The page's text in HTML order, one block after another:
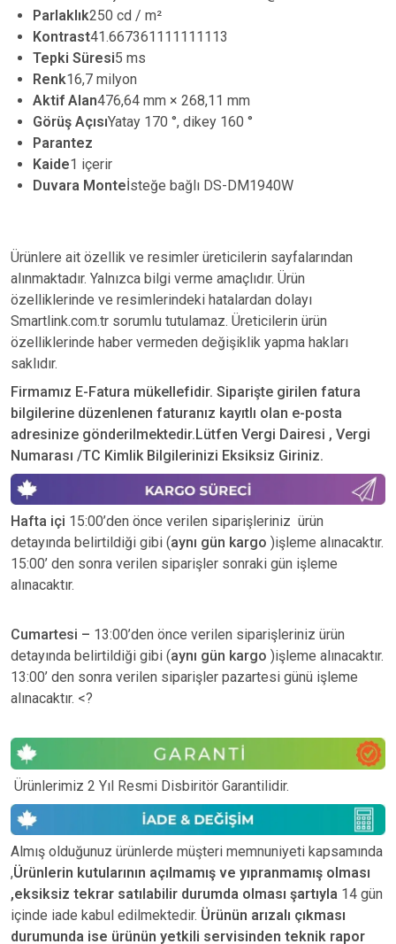
Parlaklık250 cd / m²
Kontrast41.667361111111113
Tepki Süresi5 ms
Renk16,7 milyon
Aktif Alan476,64 mm × 268,11 mm
Görüş AçısıYatay 170 °, dikey 160 °
Parantez
Kaide1 içerir
Duvara Monteİsteğe bağlı DS-DM1940W
Ürünlere ait özellik ve resimler üreticilerin sayfalarından
alınmaktadır. Yalnızca bilgi verme amaçlıdır. Ürün
özelliklerinde ve resimlerindeki hatalardan dolayı
Smartlink.com.tr sorumlu tutulamaz. Üreticilerin ürün
özelliklerinde haber vermeden değişiklik yapma hakları
saklıdır.
Firmamız E-Fatura mükellefidir. Siparişte girilen fatura
bilgilerine düzenlenen faturanız kayıtlı olan e-posta
adresinize gönderilmektedir.Lütfen Vergi Dairesi , Vergi
Numarası /TC Kimlik Bilgilerinizi Eksiksiz Giriniz.
Hafta içi 15:00’den önce verilen siparişleriniz ürün
detayında belirtildiği gibi (aynı gün kargo )işleme alınacaktır.
15:00’ den sonra verilen siparişler sonraki gün işleme
alınacaktır.
Cumartesi – 13:00’den önce verilen siparişleriniz ürün
detayında belirtildiği gibi (aynı gün kargo )işleme alınacaktır.
13:00’ den sonra verilen siparişler pazartesi günü işleme
alınacaktır. <?
Ürünlerimiz 2 Yıl Resmi Disbiritör Garantilidir.
Almış olduğunuz ürünlerde müşteri memnuniyeti kapsamında
,Ürünlerin kutularının açılmamış ve yıpranmamış olması
,eksiksiz tekrar satılabilir durumda olması şartıyla 14 gün
içinde iade kabul edilmektedir. Ürünün arızalı çıkması
durumunda ise ürünün yetkili servisinden teknik rapor